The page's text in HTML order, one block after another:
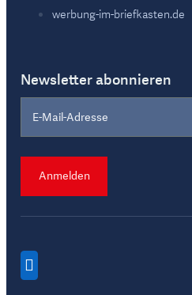
werbung-im-briefkasten.de
Newsletter abonnieren
Anmelden